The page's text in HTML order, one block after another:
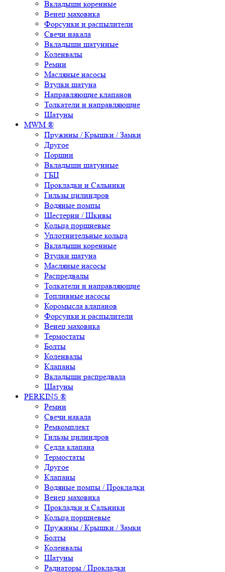
Вкладыши коренные
Венец маховика
Форсунки и распылители
Свечи накала
Вкладыши шатунные
Коленвалы
Ремни
Масляные насосы
Втулки шатуна
Направляющие клапанов
Толкатели и направляющие
Шатуны
MWM ®
Пружины / Крышки / Замки
Другое
Поршни
Вкладыши шатунные
ГБЦ
Прокладки и Сальники
Гильзы цилиндров
Водяные помпы
Шестерни / Шкивы
Кольца поршневые
Уплотнительные кольца
Вкладыши коренные
Втулки шатуна
Масляные насосы
Распредвалы
Толкатели и направляющие
Топливные насосы
Коромысла клапанов
Форсунки и распылители
Венец маховика
Термостаты
Болты
Коленвалы
Клапаны
Вкладыши распредвала
Шатуны
PERKINS ®
Ремни
Свечи накала
Ремкомплект
Гильзы цилиндров
Седла клапана
Термостаты
Другое
Клапаны
Водяные помпы / Прокладки
Венец маховика
Прокладки и Сальники
Кольца поршневые
Пружины / Крышки / Замки
Болты
Коленвалы
Шатуны
Радиаторы / Прокладки